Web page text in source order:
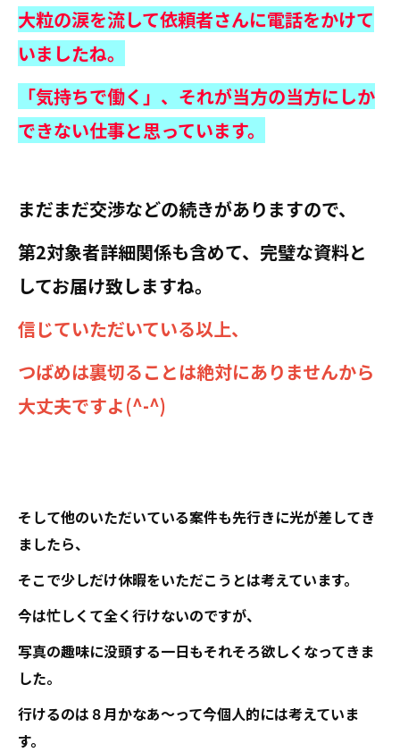
大粒の涙を流して依頼者さんに電話をかけて
いましたね。
「気持ちで働く」、それが当方の当方にしか
できない仕事と思っています。
まだまだ交渉などの続きがありますので、
第2対象者詳細関係も含めて、完璧な資料と
してお届け致しますね。
信じていただいている以上、
つばめは裏切ることは絶対にありませんから
大丈夫ですよ(^-^)
そして他のいただいている案件も先行きに光が差してき
ましたら、
そこで少しだけ休暇をいただこうとは考えています。
今は忙しくて全く行けないのですが、
写真の趣味に没頭する一日もそれそろ欲しくなってきま
した。
行けるのは８月かなあ～って今個人的には考えていま
す。